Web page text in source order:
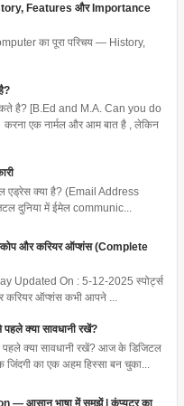
Features और Importance
का पूरा परिचय — History,
है? [B.Ed and M.A. Can you do
एक नार्मल और आम बात है , लेकिन
क्या है? (Email Address
दुनिया में ईमेल communic...
स्कोप और करियर ऑप्शंस (Complete
Updated On : 5-12-2025 स्पोर्ट्स
करियर ऑप्शंस कभी आपने ...
क्या सावधानी रखें?
क्या सावधानी रखें? आज के डिजिटल
जिंदगी का एक अहम हिस्सा बन चुका...
— आसान भाषा में समझें | कंप्यूटर का